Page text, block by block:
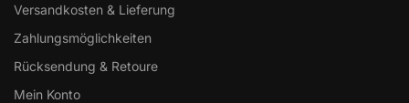
Versandkosten & Lieferung
Zahlungsmöglichkeiten
Rücksendung & Retoure
Mein Konto